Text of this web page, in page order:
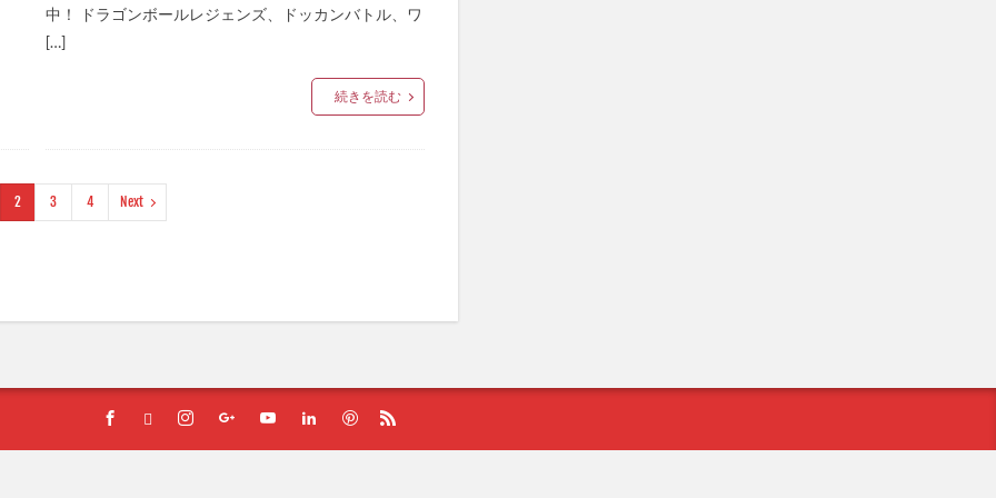
中！ ドラゴンボールレジェンズ、ドッカンバトル、ワ
[…]
続きを読む
2 3 4 Next